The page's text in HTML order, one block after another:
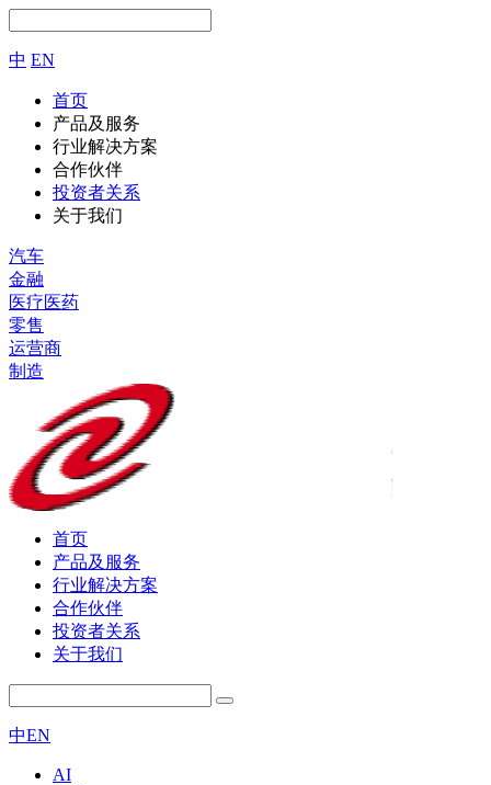
中 EN
首页
产品及服务
行业解决方案
合作伙伴
投资者关系
关于我们
汽车
金融
医疗医药
零售
运营商
制造
首页
产品及服务
行业解决方案
合作伙伴
投资者关系
关于我们
中EN
AI